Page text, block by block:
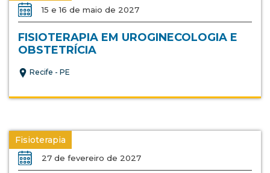
15 e 16 de maio de 2027
FISIOTERAPIA EM UROGINECOLOGIA E
OBSTETRÍCIA
Recife - PE
Fisioterapia
27 de fevereiro de 2027